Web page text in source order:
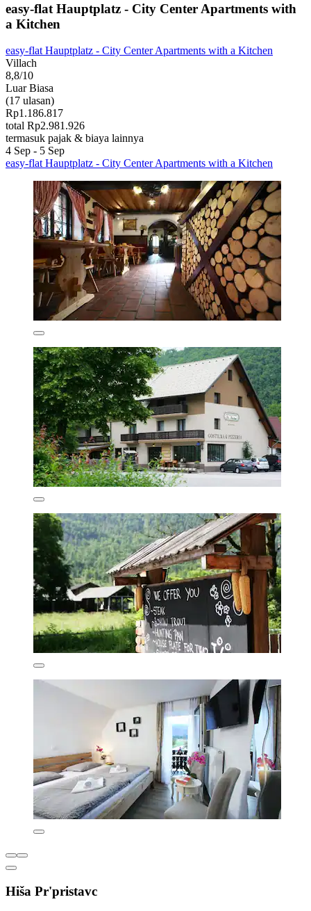
easy-flat Hauptplatz - City Center Apartments with
a Kitchen
easy-flat Hauptplatz - City Center Apartments with a Kitchen
Villach
8,8/10
Luar Biasa
(17 ulasan)
Rp1.186.817
total Rp2.981.926
termasuk pajak & biaya lainnya
4 Sep - 5 Sep
easy-flat Hauptplatz - City Center Apartments with a Kitchen
Hiša Pr'pristavc